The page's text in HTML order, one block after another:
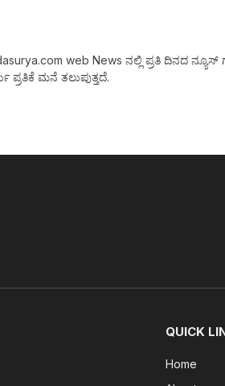
web News ನಲ್ಲಿ ಪ್ರತಿ ದಿನದ ನ್ಯೂಸ್
ಮನೆ ತಲುಪುತ್ತದೆ.
QUICK
Home